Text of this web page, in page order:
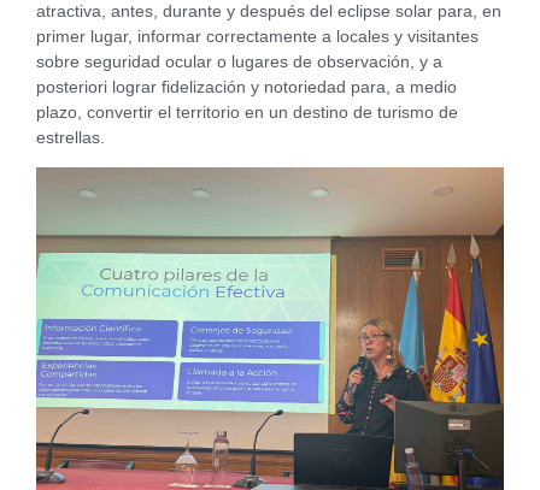
atractiva, antes, durante y después del eclipse solar para, en
primer lugar, informar correctamente a locales y visitantes
sobre seguridad ocular o lugares de observación, y a
posteriori lograr fidelización y notoriedad para, a medio
plazo, convertir el territorio en un destino de turismo de
estrellas.